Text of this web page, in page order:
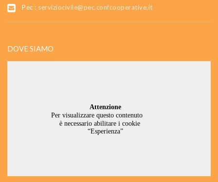
Pec : serviziocivile@pec.confcooperative.it
DOVE SIAMO